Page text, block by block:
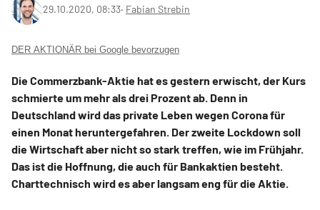
29.10.2020, 08:33‧ Fabian Strebin
DER AKTIONÄR bei Google bevorzugen
Die Commerzbank-Aktie hat es gestern erwischt, der Kurs
schmierte um mehr als drei Prozent ab. Denn in
Deutschland wird das private Leben wegen Corona für
einen Monat heruntergefahren. Der zweite Lockdown soll
die Wirtschaft aber nicht so stark treffen, wie im Frühjahr.
Das ist die Hoffnung, die auch für Bankaktien besteht.
Charttechnisch wird es aber langsam eng für die Aktie.